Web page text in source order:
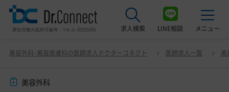
求人検索 LINE相談 メニュー
美容クリニック見学ご希望の方はこちら
美容外科・美容皮膚科の医師求人ドクターコネクト 医師求人一覧 美
美容外科
TAクリニックの医師求人一覧 変更